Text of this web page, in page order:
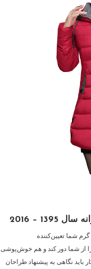
– 2016
شما تعیین‌كننده
از شما دور كند و هم خوش‌پوشی
نگاهی به پیشنهاد طراحان